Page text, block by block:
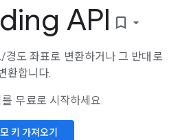
API bookmark_border
도 좌표로 변환하거나 그 반대로
환합니다.
무료로 시작하세요.
키 가져오기